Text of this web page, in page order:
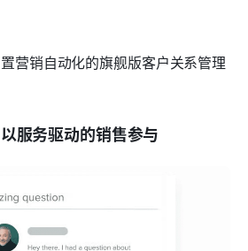
营销自动化的旗舰版客户关系管理
服务驱动的销售参与